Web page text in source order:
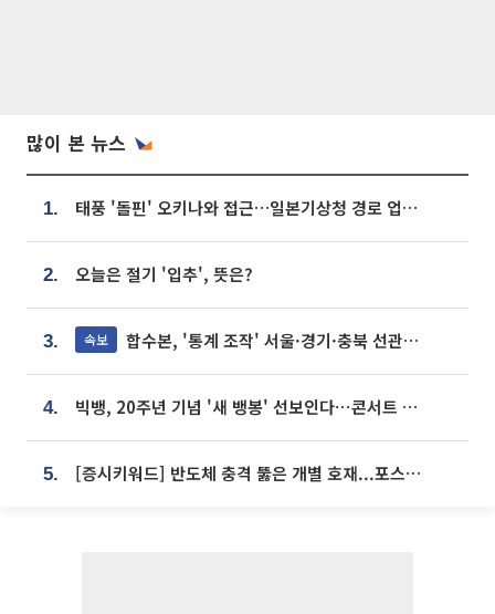
많이 본 뉴스
1. 태풍 '돌핀' 오키나와 접근…일본기상청 경로 업데이트
2. 오늘은 절기 '입추', 뜻은?
3. 속보 합수본, '통계 조작' 서울·경기·충북 선관위 등 추가 압수수색
4. 빅뱅, 20주년 기념 '새 뱅봉' 선보인다⋯콘서트 앞두고 팝업 개최
5. [증시키워드] 반도체 충격 뚫은 개별 호재...포스코퓨처엠·에코프로·한화솔루션 '눈길'